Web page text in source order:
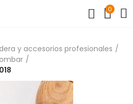
0
y accesorios profesionales